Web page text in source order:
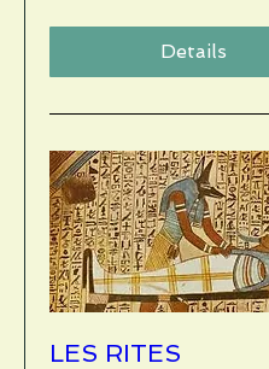
Details
LES RITES